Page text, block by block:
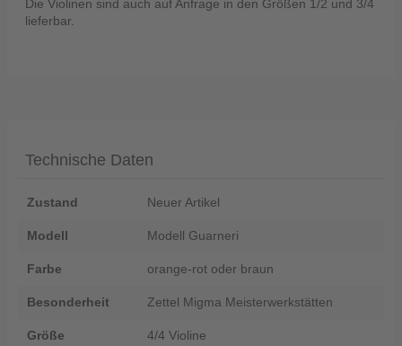
Die Violinen sind auch auf Anfrage in den Größen 1/2 und 3/4
lieferbar.
Technische Daten
Zustand Neuer Artikel
Modell Modell Guarneri
Farbe orange-rot oder braun
Besonderheit Zettel Migma Meisterwerkstätten
Größe 4/4 Violine